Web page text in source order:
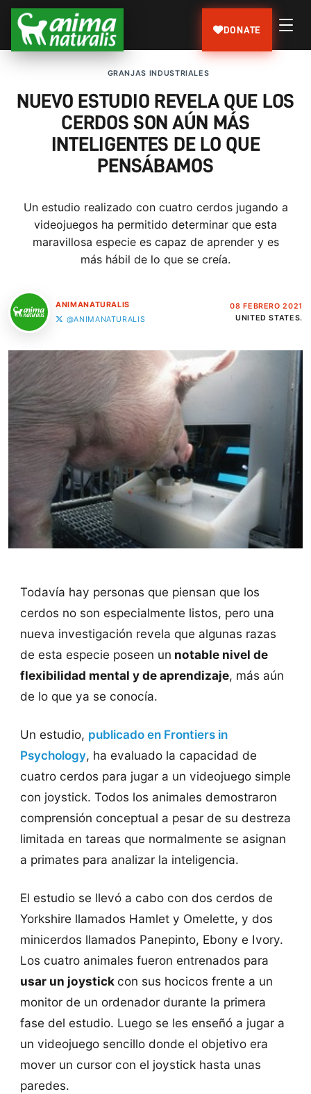
DONATE
GRANJAS INDUSTRIALES
NUEVO ESTUDIO REVELA QUE LOS
CERDOS SON AÚN MÁS
INTELIGENTES DE LO QUE
PENSÁBAMOS
Un estudio realizado con cuatro cerdos jugando a
videojuegos ha permitido determinar que esta
maravillosa especie es capaz de aprender y es
más hábil de lo que se creía.
ANIMANATURALIS
@ANIMANATURALIS
08 FEBRERO 2021
UNITED STATES.
Todavía hay personas que piensan que los
cerdos no son especialmente listos, pero una
nueva investigación revela que algunas razas
de esta especie poseen un notable nivel de
flexibilidad mental y de aprendizaje, más aún
de lo que ya se conocía.
Un estudio, publicado en Frontiers in
Psychology, ha evaluado la capacidad de
cuatro cerdos para jugar a un videojuego simple
con joystick. Todos los animales demostraron
comprensión conceptual a pesar de su destreza
limitada en tareas que normalmente se asignan
a primates para analizar la inteligencia.
El estudio se llevó a cabo con dos cerdos de
Yorkshire llamados Hamlet y Omelette, y dos
minicerdos llamados Panepinto, Ebony e Ivory.
Los cuatro animales fueron entrenados para
usar un joystickcon sus hocicos frente a un
monitor de un ordenador durante la primera
fase del estudio. Luego se les enseñó a jugar a
un videojuego sencillo donde el objetivo era
mover un cursor con el joystick hasta unas
paredes.